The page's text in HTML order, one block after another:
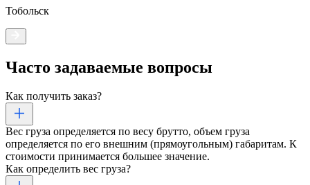
Тобольск
Часто задаваемые вопросы
Как получить заказ?
Вес груза определяется по весу брутто, объем груза
определяется по его внешним (прямоугольным) габаритам. К
стоимости принимается большее значение.
Как определить вес груза?